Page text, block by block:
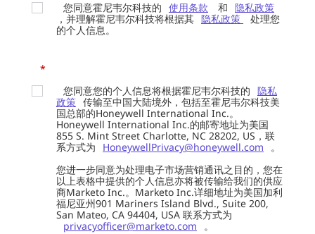
您同意霍尼韦尔科技的 使用条款 和 隐私政策
，并理解霍尼韦尔科技将根据其 隐私政策
处理您
的个人信息。
*
您同意您的个人信息将根据霍尼韦尔科技的 隐私
政策 传输至中国大陆境外，包括至霍尼韦尔科技美
国总部的Honeywell International Inc.。
Honeywell International Inc.的邮寄地址为美国
855 S. Mint Street Charlotte, NC 28202, US，联
系方式为
HoneywellPrivacy@honeywell.com
。
您进一步同意为处理电子市场营销通讯之目的，您在
以上表格中提供的个人信息亦将被传输给我们的供应
商Marketo Inc.。Marketo Inc.详细地址为美国加利
福尼亚州901 Mariners Island Blvd., Suite 200,
San Mateo, CA 94404, USA 联系方式为
privacyofficer@marketo.com
。